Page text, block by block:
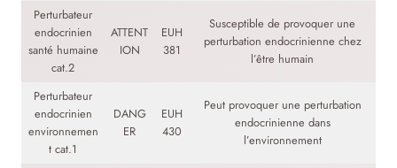
Perturbateur
endocrinien
santé humaine
cat.2
ATTENT
ION
EUH
381
Susceptible de provoquer une
perturbation endocrinienne chez
l’être humain
Perturbateur
endocrinien
environnemen
t cat.1
DANG
ER
EUH
430
Peut provoquer une perturbation
endocrinienne dans
l’environnement